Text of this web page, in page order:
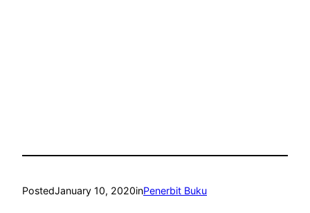
PostedJanuary 10, 2020inPenerbit Buku